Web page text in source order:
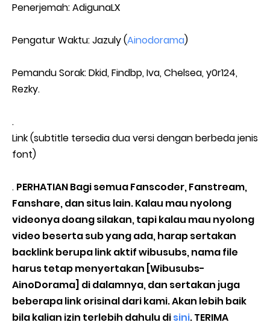
Penerjemah: AdigunaLX
Pengatur Waktu: Jazuly (Ainodorama)
Pemandu Sorak: Dkid, Findbp, Iva, Chelsea, y0r124,
Rezky.
.
Link (subtitle tersedia dua versi dengan berbeda jenis
font)
. PERHATIAN Bagi semua Fanscoder, Fanstream,
Fanshare, dan situs lain. Kalau mau nyolong
videonya doang silakan, tapi kalau mau nyolong
video beserta sub yang ada, harap sertakan
backlink berupa link aktif wibusubs, nama file
harus tetap menyertakan [Wibusubs-
AinoDorama] di dalamnya, dan sertakan juga
beberapa link orisinal dari kami. Akan lebih baik
bila kalian izin terlebih dahulu disini. TERIMA